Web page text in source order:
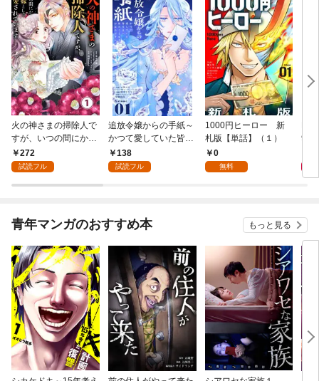
火の神さまの掃除人で
すが、いつの間にか花
嫁として溺愛されてい
ます【単話】（１）
272
試読フル
追放令嬢からの手紙～
かつて愛していた皆さ
まへ 私のことなどお忘
れですか？～【単話】
138
試読フル
1000円ヒーロー 新
札版【単話】（１）
0
無料
9.5
青年マンガのおすすめ本 もっと見る